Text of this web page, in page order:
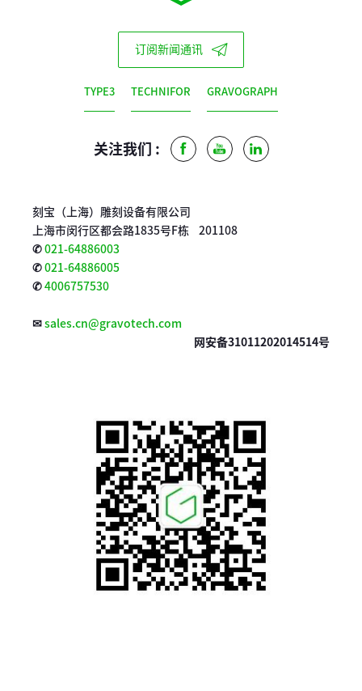
订阅新闻通讯
TYPE3 TECHNIFOR GRAVOGRAPH
关注我们 : FacebookYoutubeLinkedIn
刻宝（上海）雕刻设备有限公司
上海市闵行区都会路1835号F栋 201108
✆021-64886003
✆021-64886005
✆4006757530
✉sales.cn@gravotech.com
网安备31011202014514号